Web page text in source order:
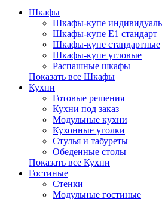
Шкафы
Шкафы-купе
Шкафы-купе Е1 стандарт
Шкафы-купе стандартные
Шкафы-купе угловые
Распашные шкафы
Показать все Шкафы
Кухни
Готовые решения
Кухни под заказ
Модульные кухни
Кухонные уголки
Стулья и табуреты
Обеденные столы
Показать все Кухни
Гостиные
Стенки
Модульные гостиные